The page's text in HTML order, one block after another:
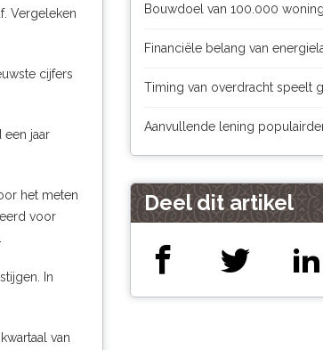
Vergeleken
cijfers
een jaar
het meten
voor
In
van
Bouwdoel van 100.000
Financiële belang van
Timing van overdracht speelt
Aanvullende lening
Deel dit artikel